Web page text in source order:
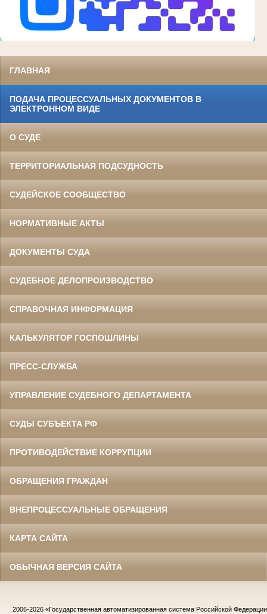
ГЛАВНАЯ
ПОДАЧА ПРОЦЕССУАЛЬНЫХ ДОКУМЕНТОВ В
ЭЛЕКТРОННОМ ВИДЕ
О СУДЕ
ТЕРРИТОРИАЛЬНАЯ ПОДСУДНОСТЬ
СУДЕЙСКОЕ СООБЩЕСТВО
НОРМАТИВНЫЕ АКТЫ
ДОКУМЕНТЫ СУДА
СУДЕБНОЕ ДЕЛОПРОИЗВОДСТВО
СПРАВОЧНАЯ ИНФОРМАЦИЯ
КАЛЬКУЛЯТОР ГОСПОШЛИНЫ
ПРЕСС-СЛУЖБА
УПРАВЛЕНИЕ СУДЕБНОГО ДЕПАРТАМЕНТА
СУДЫ СУБЪЕКТА РФ
ПРОТИВОДЕЙСТВИЕ КОРРУПЦИИ
ОБРАЩЕНИЯ ГРАЖДАН
ВНЕПРОЦЕССУАЛЬНЫЕ ОБРАЩЕНИЯ
КАРТА САЙТА
ОБЫЧНАЯ ВЕРСИЯ САЙТА
2006-2026 «Государственная автоматизированная система Российской